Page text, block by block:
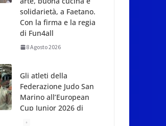
solidarietà, a Faetano.
Con la firma e la regia
di Fun4all
8 Agosto 2026
Gli atleti della
Federazione Judo San
Marino all’European
Cup Junior 2026 di